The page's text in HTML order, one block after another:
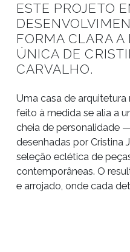
ESTE PROJETO
FORMA CLARA A
ÚNICA DE
CARVALHO.
Uma casa de
feito à medida se alia a
cheia de personalidade
desenhadas por Cristina
seleção eclética de
contemporâneas. O
e arrojado, onde cada